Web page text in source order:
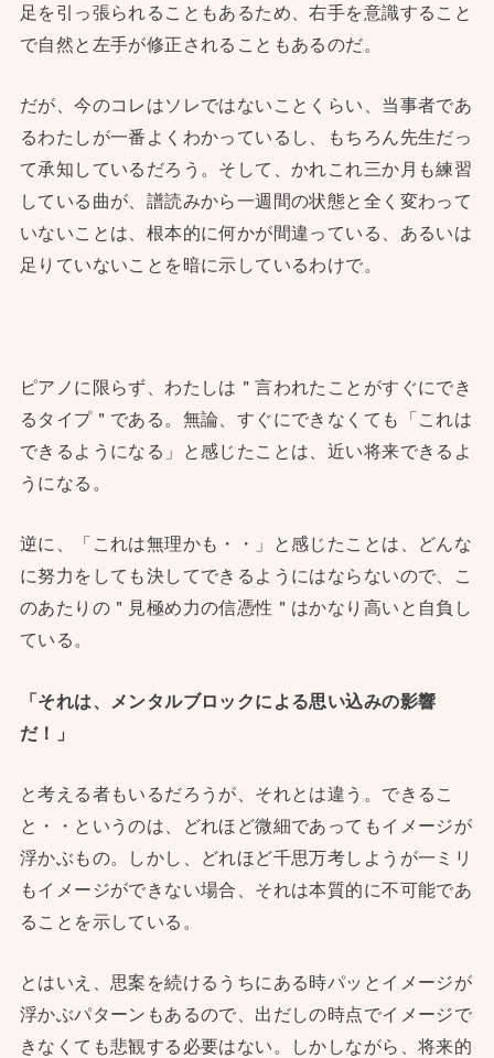
足を引っ張られることもあるため、右手を意識すること
で自然と左手が修正されることもあるのだ。
だが、今のコレはソレではないことくらい、当事者であ
るわたしが一番よくわかっているし、もちろん先生だっ
て承知しているだろう。そして、かれこれ三か月も練習
している曲が、譜読みから一週間の状態と全く変わって
いないことは、根本的に何かが間違っている、あるいは
足りていないことを暗に示しているわけで。
ピアノに限らず、わたしは＂言われたことがすぐにでき
るタイプ＂である。無論、すぐにできなくても「これは
できるようになる」と感じたことは、近い将来できるよ
うになる。
逆に、「これは無理かも・・」と感じたことは、どんな
に努力をしても決してできるようにはならないので、こ
のあたりの＂見極め力の信憑性＂はかなり高いと自負し
ている。
「それは、メンタルブロックによる思い込みの影響
だ！」
と考える者もいるだろうが、それとは違う。できるこ
と・・というのは、どれほど微細であってもイメージが
浮かぶもの。しかし、どれほど千思万考しようが一ミリ
もイメージができない場合、それは本質的に不可能であ
ることを示している。
とはいえ、思案を続けるうちにある時パッとイメージが
浮かぶパターンもあるので、出だしの時点でイメージで
きなくても悲観する必要はない。しかしながら、将来的